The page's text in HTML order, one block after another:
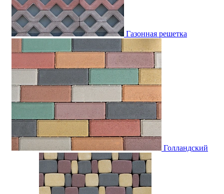
Газонная решетка
Голландский